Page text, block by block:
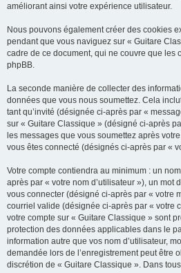
améliorant ainsi votre expérience utilisateur.
Nous pouvons également créer des cookies
pendant que vous naviguez sur « Guitare
cadre de ce document, qui ne couvre que les
phpBB.
La seconde manière de collecter des
données que vous nous soumettez. Cela
tant qu’invité (désignée ci-après par «
sur « Guitare Classique » (désigné ci-après
les messages que vous soumettez après
vous êtes connecté (désignés ci-après par «
Votre compte contiendra au minimum : un
après par « votre nom d’utilisateur »), un mot
vous connecter (désigné ci-après par « votre
courriel valide (désignée ci-après par « votre
votre compte sur « Guitare Classique » sont
protection des données applicables dans le
information autre que vos nom d’utilisateur,
demandée lors de l’enregistrement peut être
discrétion de « Guitare Classique ». Dans